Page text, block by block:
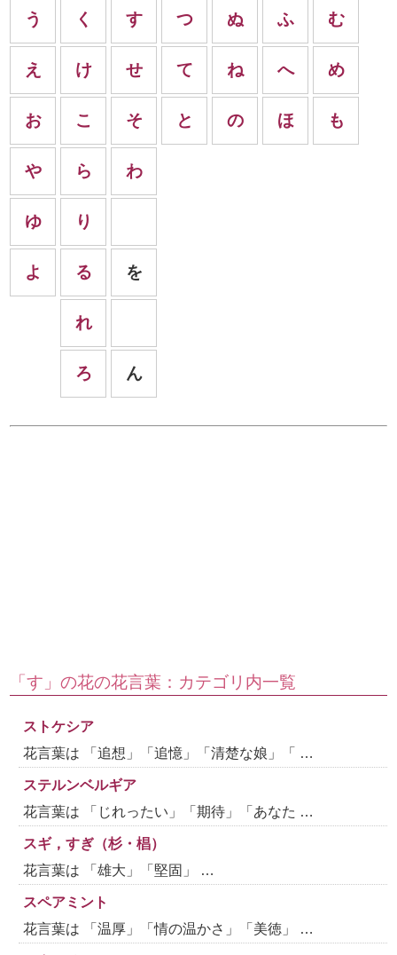
う
え
お
く
け
こ
す
せ
そ
つ
て
と
ぬ
ね
の
ふ
へ
ほ
む
め
も
や
ゆ
よ
ら
り
る
れ
ろ
わ
を
ん
「す」の花の花言葉：カテゴリ内一覧
ストケシア
花言葉は 「追想」「追憶」「清楚な娘」「 …
ステルンベルギア
花言葉は 「じれったい」「期待」「あなた …
スギ，すぎ（杉・椙）
花言葉は 「雄大」「堅固」 …
スペアミント
花言葉は 「温厚」「情の温かさ」「美徳」 …